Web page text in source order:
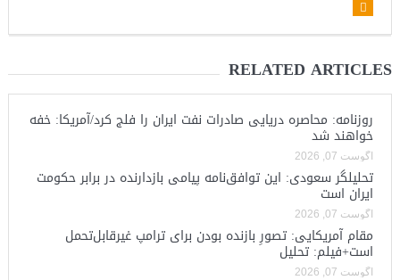
RELATED ARTICLES
روزنامه: محاصره دریایی صادرات نفت ایران را فلج کرد/آمریکا: خفه
خواهند شد
آگوست 07, 2026
تحلیلگر سعودی: این توافق‌نامه پیامی بازدارنده در برابر حکومت
ایران است
آگوست 07, 2026
مقام آمریکایی: تصورِ بازنده بودن برای ترامپ غیرقابل‌تحمل
است+فیلم: تحلیل
آگوست 07, 2026